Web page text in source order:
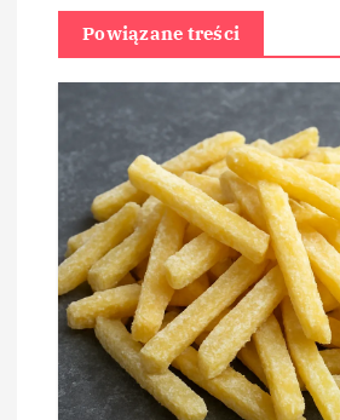
Powiązane treści